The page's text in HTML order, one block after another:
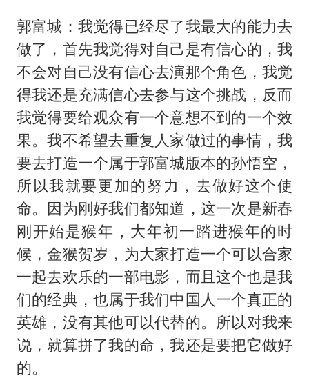
郭富城：我觉得已经尽了我最大的能力去
做了，首先我觉得对自己是有信心的，我
不会对自己没有信心去演那个角色，我觉
得我还是充满信心去参与这个挑战，反而
我觉得要给观众有一个意想不到的一个效
果。我不希望去重复人家做过的事情，我
要去打造一个属于郭富城版本的孙悟空，
所以我就要更加的努力，去做好这个使
命。因为刚好我们都知道，这一次是新春
刚开始是猴年，大年初一踏进猴年的时
候，金猴贺岁，为大家打造一个可以合家
一起去欢乐的一部电影，而且这个也是我
们的经典，也属于我们中国人一个真正的
英雄，没有其他可以代替的。所以对我来
说，就算拼了我的命，我还是要把它做好
的。